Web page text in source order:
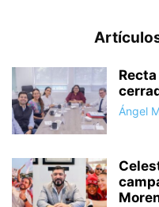
Ángel